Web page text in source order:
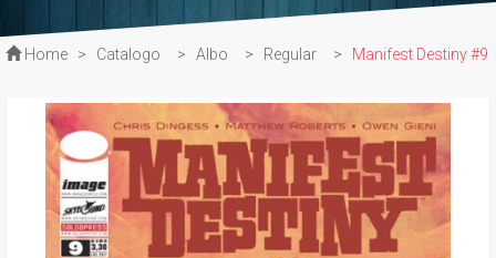
Home > Catalogo > Albo > Regular > Manifest Destiny #9